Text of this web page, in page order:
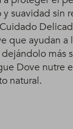
y suavidad sin
que ayudan a
más
Dove nutre
natural.